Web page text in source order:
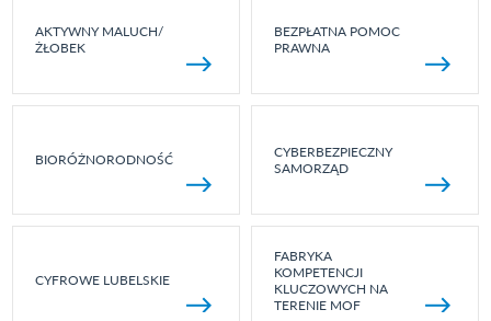
AKTYWNY MALUCH/
ŻŁOBEK
BEZPŁATNA POMOC
PRAWNA
BIORÓŻNORODNOŚĆ
CYBERBEZPIECZNY
SAMORZĄD
CYFROWE LUBELSKIE
FABRYKA
KOMPETENCJI
KLUCZOWYCH NA
TERENIE MOF